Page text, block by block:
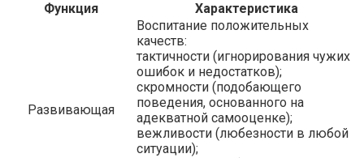
Функция
Характеристика
Развивающая
Воспитание положительных
качеств:
тактичности (игнорирования чужих
ошибок и недостатков);
скромности (подобающего
поведения, основанного на
адекватной самооценке);
вежливости (любезности в любой
ситуации);